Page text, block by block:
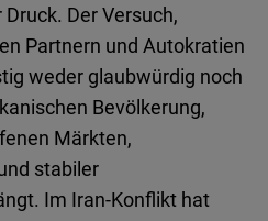
Der Versuch,
Partnern und Autokratien
weder glaubwürdig noch
Bevölkerung,
Märkten,
stabiler
Im Iran-Konflikt hat